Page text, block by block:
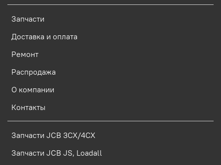
Запчасти
Доставка и оплата
Ремонт
Распродажа
О компании
Контакты
Запчасти JCB 3CX/4CX
Запчасти JCB JS, Loadall